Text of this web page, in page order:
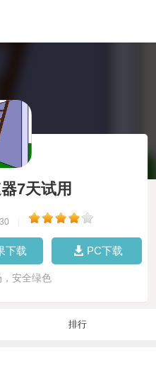
7天试用
下载 PC下载
安全绿色
排行